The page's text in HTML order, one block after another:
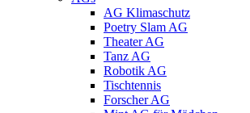
AG Klimaschutz
Poetry Slam AG
Theater AG
Tanz AG
Robotik AG
Tischtennis
Forscher AG